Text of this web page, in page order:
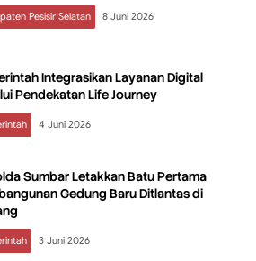
Pesisir Selatan 8 Juni 2026
Integrasikan Layanan Digital
Pendekatan Life Journey
4 Juni 2026
Sumbar Letakkan Batu Pertama
Gedung Baru Ditlantas di
3 Juni 2026